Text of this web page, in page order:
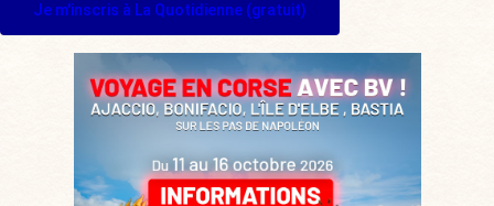
Je m'inscris à La Quotidienne (gratuit)